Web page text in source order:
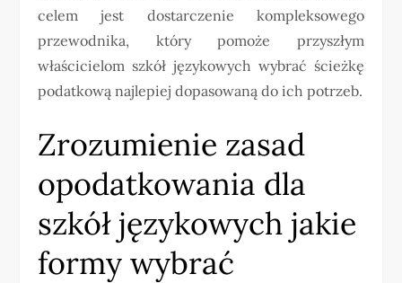
celem jest dostarczenie kompleksowego
przewodnika, który pomoże przyszłym
właścicielom szkół językowych wybrać ścieżkę
podatkową najlepiej dopasowaną do ich potrzeb.
Zrozumienie zasad
opodatkowania dla
szkół językowych jakie
formy wybrać